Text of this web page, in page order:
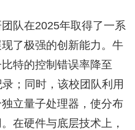
队在2025年取得了一系
了极强的创新能力。牛
特的控制错误率降至
；同时，该校团队利用
立量子处理器，使分布
在硬件与底层技术上，